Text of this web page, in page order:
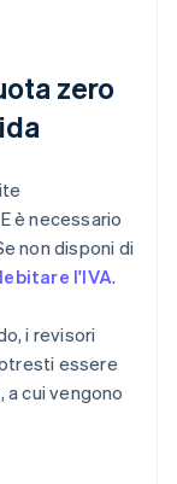
zero
è necessario
non disponi di
l'IVA.
i revisori
essere
cui vengono